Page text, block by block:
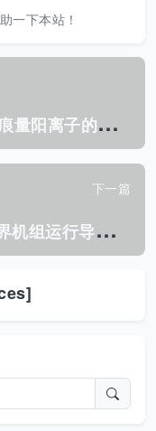
一下本站！
D
L/T 301-2011 发电厂水汽中痕量阳离子的测定 离子色谱法.pdf
下一篇
D
L/T 332.2-2010 塔式炉超临界机组运行导则 第2部分:汽轮机运行导则.pdf